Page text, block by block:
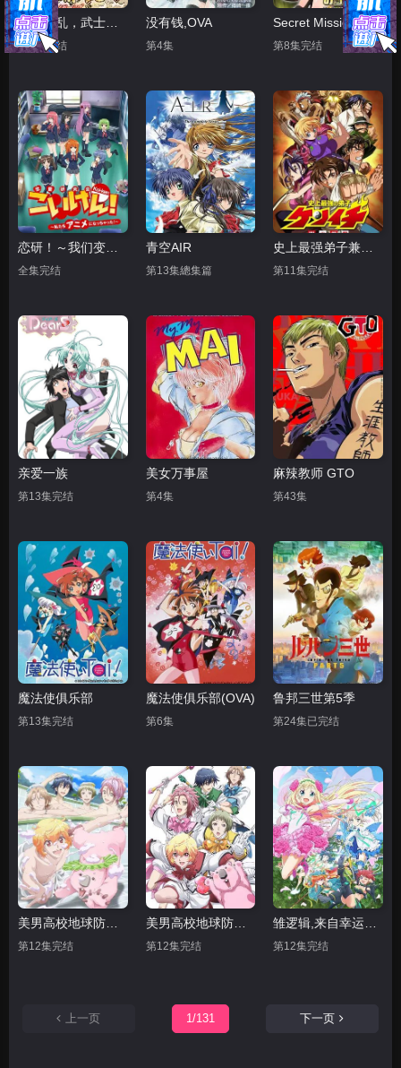
第2集完结
没有钱,OVA
第4集
Secret Mission潜入捜査官绝对不会输
第8集完结
全集完结
青空AIR
第13集總集篇 第11集完结
亲爱一族
第13集完结
美女万事屋
第4集
麻辣教师 GTO
第43集
魔法使俱乐部
第13集完结
魔法使俱乐部(OVA)
第6集
鲁邦三世第5季
第24集已完结
美男高校地球防卫部LOVE 第二季
第12集完结
美男高校地球防卫部LOVE
第12集完结
雏逻辑,来自幸运逻辑
第12集完结
上一页 1/131 下一页